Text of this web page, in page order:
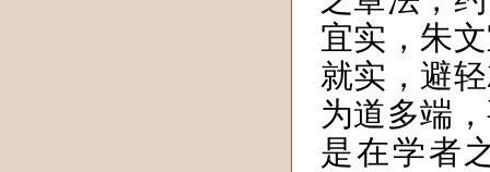
宜实，朱
就实，避
为道多端
是在学者